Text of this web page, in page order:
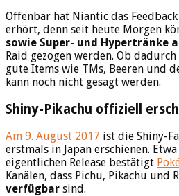
Offenbar hat Niantic das
erhört, denn seit heute Morgen
sowie Super- und Hypertränke
Raid gezogen werden. Ob
gute Items wie TMs, Beeren und
kann noch nicht gesagt werden.
Shiny-Pikachu offiziell
Am 9. August 2017 ist die Shiny-
erstmals in Japan erschienen.
eigentlichen Release bestätigt
Kanälen, dass Pichu, Pikachu und
verfügbar sind.